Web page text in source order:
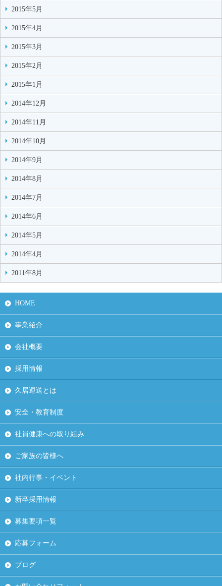
2015年5月
2015年4月
2015年3月
2015年2月
2015年1月
2014年12月
2014年11月
2014年10月
2014年9月
2014年8月
2014年7月
2014年6月
2014年5月
2014年4月
2011年8月
HOME
事業紹介
会社概要
採用情報
久居運送とは
安全・教育制度
社員健康への取り組み
ご家族の皆様へ
社内行事・イベント
新卒採用情報
募集要項一覧
応募フォーム
ブログ